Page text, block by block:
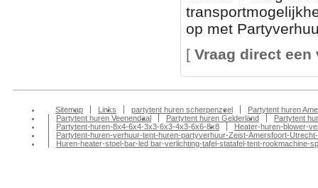
op met
[ Vraag direct
Sitemap Links partytent huren scherpenzeel
Partytent huren
Partytent huren Veenendaal
Partytent huren Gelderland
Partytent
Partytent-huren-8x4-6x4-3x3-6x3-4x3-6x6-8x8
Heater-huren-blower-
Partytent-huren-verhuur-tent-huren-partyverhuur-Zeist-Amersfoort-
Huren-heater-stoel-bar-led bar-verlichting-tafel-statafel-tent-